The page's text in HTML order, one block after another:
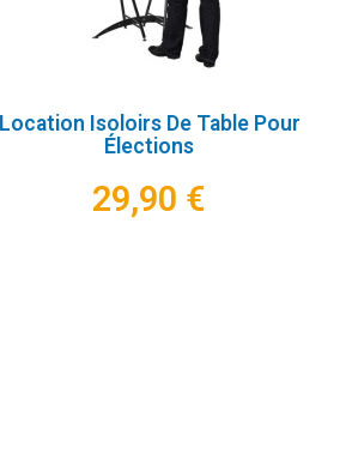
Location Isoloirs De Table Pour
Élections
29,90 €